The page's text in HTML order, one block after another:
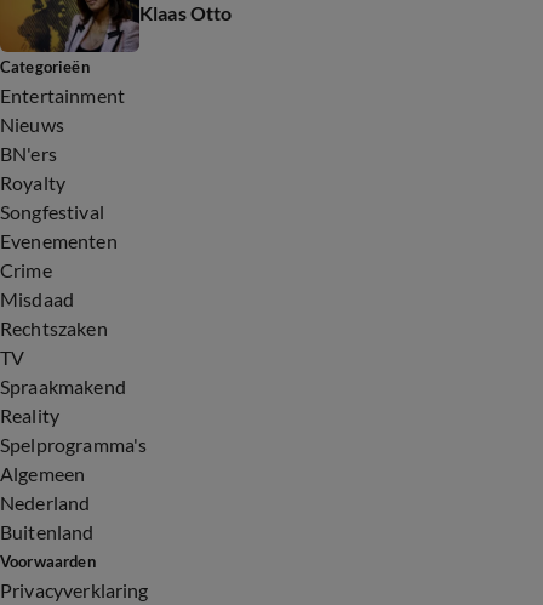
Klaas Otto
Categorieën
Entertainment
Nieuws
BN'ers
Royalty
Songfestival
Evenementen
Crime
Misdaad
Rechtszaken
TV
Spraakmakend
Reality
Spelprogramma's
Algemeen
Nederland
Buitenland
Voorwaarden
Privacyverklaring